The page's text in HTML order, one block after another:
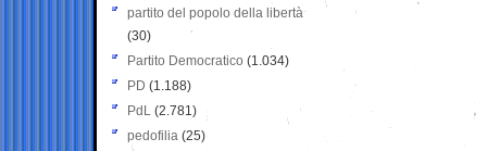
partito del popolo della libertà
(30)
Partito Democratico (1.034)
PD (1.188)
PdL (2.781)
pedofilia (25)